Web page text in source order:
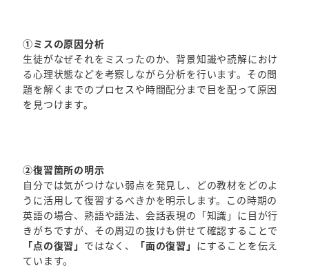
①ミスの原因分析
生徒がなぜそれをミスったのか、背景知識や読解におけ
る心理状態などを考察しながら分析を行います。その問
題を解くまでのプロセスや時間配分まで目を配って原因
を見つけます。
②復習箇所の明示
自分では気がつけない弱点を発見し、どの教材をどのよ
うに活用して復習するべきかを明示します。この時期の
英語の場合、熟語や語法、会話表現の「知識」に目が行
きがちですが、その周辺の抜けも併せて確認することで
「点の復習」 ではなく、 「面の復習」 にすることを伝え
ています。